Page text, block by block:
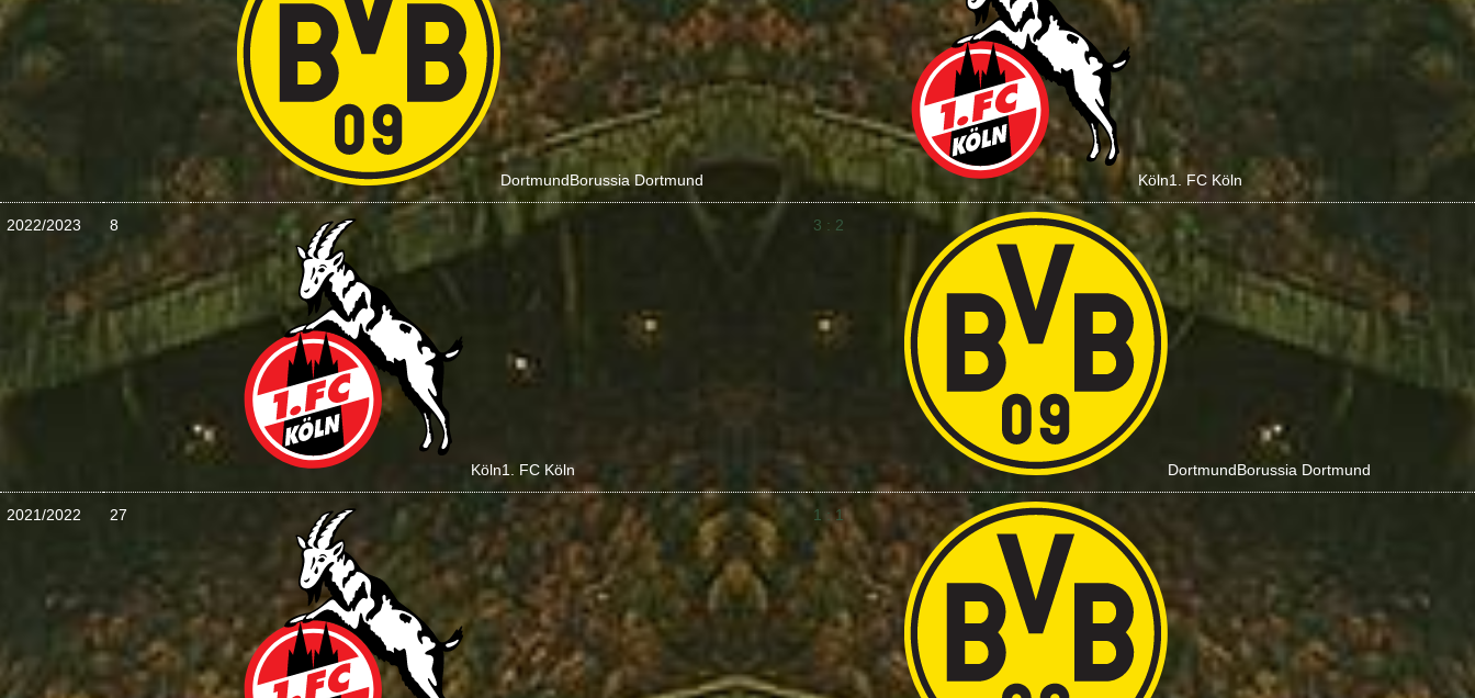
DortmundBorussia Dortmund Köln1. FC Köln
2022/2023 8
Köln1. FC Köln
3 : 2
DortmundBorussia Dortmund
2021/2022 27 1 : 1